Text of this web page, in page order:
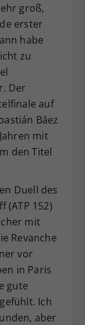
groß,
erster
habe
zu
Der
auf
Báez
mit
den Titel
Duell des
(ATP 152)
mit
Revanche
vor
in Paris
gute
Ich
aber